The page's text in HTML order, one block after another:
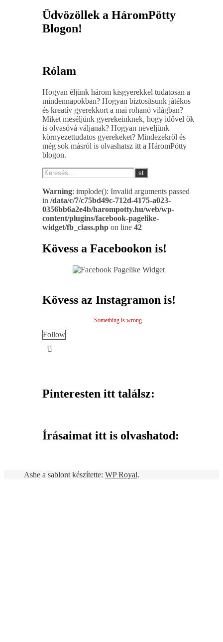
Üdvözöllek a HáromPötty
Blogon!
Rólam
Hogyan éljünk három kisgyerekkel tudatosan a
mindennapokban? Hogyan biztosítsunk játékos
és kreatív gyerekkort a mai rohanó világban?
Miket meséljünk gyerekeinknek, hogy idővel ők
is olvasóvá váljanak? Hogyan neveljünk
környezettudatos gyerekeket? Mindezekről és
még sok másról is olvashatsz itt a HáromPötty
blogon.
Warning: implode(): Invalid arguments passed
in /data/c/7/c75bd49c-712d-4175-a023-
0356bb6a2e4b/harompotty.hu/web/wp-
content/plugins/facebook-pagelike-
widget/fb_class.php on line 42
Kövess a Facebookon is!
Kövess az Instagramon is!
Something is wrong.
Follow
Pinteresten itt találsz:
Írásaimat itt is olvashatod:
Ashe a sablont készítette: WP Royal.